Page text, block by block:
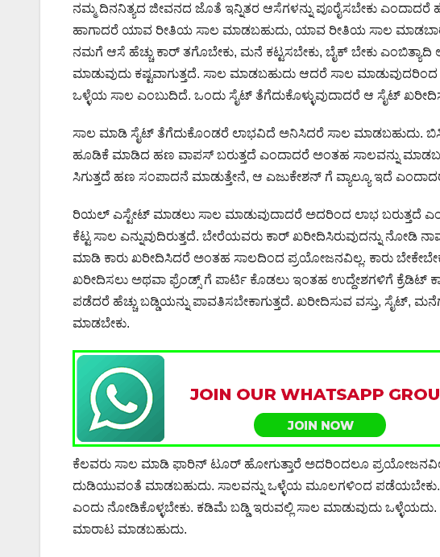
ನಮ್ಮ ದಿನನಿತ್ಯದ ಜೀವನದ ಜೊತೆ ಇನ್ನಿತರ ಆಸೆಗಳನ್ನು ಪೂರೈಸಬೇಕು
ಹಾಗಾದರೆ ಯಾವ ರೀತಿಯ ಸಾಲ ಮಾಡಬಹುದು, ಯಾವ ರೀತಿಯ ಸಾಲ
ನಮಗೆ ಆಸೆ ಹೆಚ್ಚು ಕಾರ್ ತಗೊಬೇಕು, ಮನೆ ಕಟ್ಟಸಬೇಕು, ಬೈಕ್ ಬೇಕು
ಮಾಡುವುದು ಕಷ್ಟವಾಗುತ್ತದೆ. ಸಾಲ ಮಾಡಬಹುದು ಆದರೆ ಸಾಲ
ಒಳ್ಳೆಯ ಸಾಲ ಎಂಬುದಿದೆ. ಒಂದು ಸೈಟ್ ತೆಗೆದುಕೊಳ್ಳುವುದಾದರೆ ಆ ಸೈಟ್
ಸಾಲ ಮಾಡಿ ಸೈಟ್ ತೆಗೆದುಕೊಂಡರೆ ಲಾಭವಿದೆ ಅನಿಸಿದರೆ ಸಾಲ ಮಾಡಬಹುದು.
ಹೂಡಿಕೆ ಮಾಡಿದ ಹಣ ವಾಪಸ್ ಬರುತ್ತದೆ ಎಂದಾದರೆ ಅಂತಹ ಸಾಲವನ್ನು
ಸಿಗುತ್ತದೆ ಹಣ ಸಂಪಾದನೆ ಮಾಡುತ್ತೇನೆ, ಆ ಎಜುಕೇಶನ್ ಗೆ ವ್ಯಾಲ್ಯೂ ಇದೆ
ರಿಯಲ್ ಎಸ್ಟೇಟ್ ಮಾಡಲು ಸಾಲ ಮಾಡುವುದಾದರೆ ಅದರಿಂದ ಲಾಭ ಬರುತ್ತದೆ
ಕೆಟ್ಟ ಸಾಲ ಎನ್ನುವುದಿರುತ್ತದೆ. ಬೇರೆಯವರು ಕಾರ್ ಖರೀದಿಸಿರುವುದನ್ನು ನೋಡಿ
ಮಾಡಿ ಕಾರು ಖರೀದಿಸಿದರೆ ಅಂತಹ ಸಾಲದಿಂದ ಪ್ರಯೋಜನವಿಲ್ಲ. ಕಾರು
ಖರೀದಿಸಲು ಅಥವಾ ಫ್ರೆಂಡ್ಸ್ ಗೆ ಪಾರ್ಟಿ ಕೊಡಲು ಇಂತಹ ಉದ್ದೇಶಗಳಿಗೆ
ಪಡೆದರೆ ಹೆಚ್ಚು ಬಡ್ಡಿಯನ್ನು ಪಾವತಿಸಬೇಕಾಗುತ್ತದೆ. ಖರೀದಿಸುವ ವಸ್ತು, ಸೈಟ್,
ಮಾಡಬೇಕು.
ಕೆಲವರು ಸಾಲ ಮಾಡಿ ಫಾರಿನ್ ಟೂರ್ ಹೋಗುತ್ತಾರೆ ಅದರಿಂದಲೂ ಪ್ರಯೋಜನವಿಲ್ಲ.
ದುಡಿಯುವಂತೆ ಮಾಡಬಹುದು. ಸಾಲವನ್ನು ಒಳ್ಳೆಯ ಮೂಲಗಳಿಂದ ಪಡೆಯಬೇಕು.
ಎಂದು ನೋಡಿಕೊಳ್ಳಬೇಕು. ಕಡಿಮೆ ಬಡ್ಡಿ ಇರುವಲ್ಲಿ ಸಾಲ ಮಾಡುವುದು
ಮಾರಾಟ ಮಾಡಬಹುದು.